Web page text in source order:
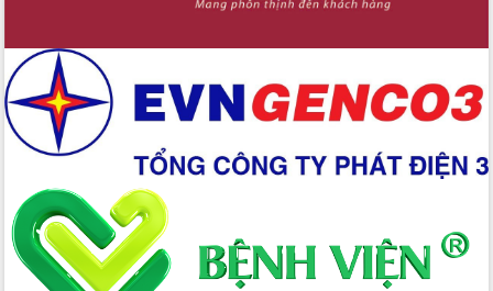
Chuyển đổi số mở ra không gian phát
Công bố quyết định của Ban Thường
vụ Tỉnh ủy về công tác cán bộ.
Thủ tướng Phạm Minh Chính: Khẩn
trương tái thiết cuộc sống người dân
sau thiên tai
Tập trung nâng cao chất lượng, tổ
chức sản xuất sầu riêng theo hướng
bền vững
Đẩy nhanh công tác khắc phục, ổn
định đời sống Nhân dân sau bão số 13